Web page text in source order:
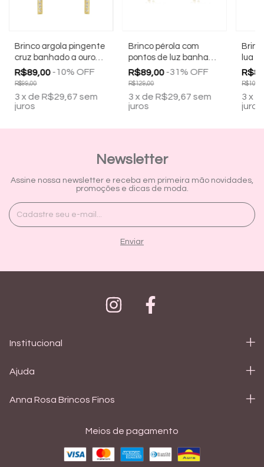
Brinco argola pingente
cruz banhado a ouro
18k
R$89,00-10% OFF
R$99,00
3 xde R$29,67 sem
juros
Brinco pérola com
pontos de luz banhado
a ouro 18k
R$89,00-31% OFF
R$129,00
3 xde R$29,67 sem
juros
lua
3 x
juros
Newsletter
Assine nossa newsletter e receba em primeira mão novidades,
promoções e dicas de moda.
Institucional
Ajuda
Anna Rosa Brincos Finos
Meios de pagamento